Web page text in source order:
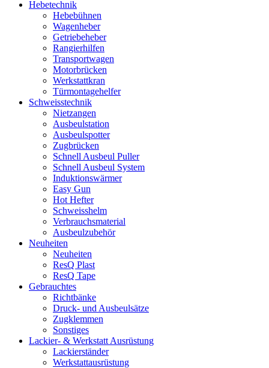
Hebetechnik
Hebebühnen
Wagenheber
Getriebeheber
Rangierhilfen
Transportwagen
Motorbrücken
Werkstattkran
Türmontagehelfer
Schweisstechnik
Nietzangen
Ausbeulstation
Ausbeulspotter
Zugbrücken
Schnell Ausbeul Puller
Schnell Ausbeul System
Induktionswärmer
Easy Gun
Hot Hefter
Schweisshelm
Verbrauchsmaterial
Ausbeulzubehör
Neuheiten
Neuheiten
ResQ Plast
ResQ Tape
Gebrauchtes
Richtbänke
Druck- und Ausbeulsätze
Zugklemmen
Sonstiges
Lackier- & Werkstatt Ausrüstung
Lackierständer
Werkstattausrüstung